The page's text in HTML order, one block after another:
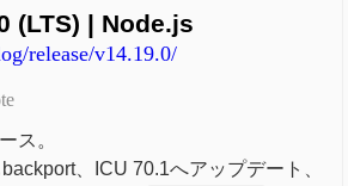
(LTS) | Node.js
release/v14.19.0/
ス。
、ICU 70.1へアップデート、